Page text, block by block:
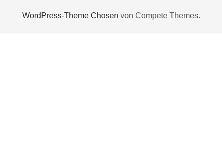
WordPress-Theme Chosen von Compete Themes.